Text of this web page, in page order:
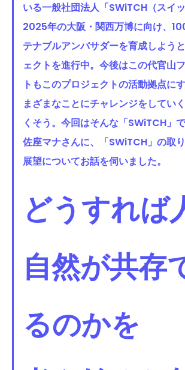
いる一般社団法人「SWiTCH（スイッ
2025年の大阪・関西万博に向け、
テナブルアンバサダーを育成しよう
ェクトを進行中。今後はこの代官山
トもこのプロジェクトの活動拠点に
まざまなことにチャレンジをしてい
くそう。今回はそんな「SWiTCH」
佐座マナさんに、「SWiTCH」の取
展望についてお話を伺いました。
どうすれば
自然が共存
るのかを